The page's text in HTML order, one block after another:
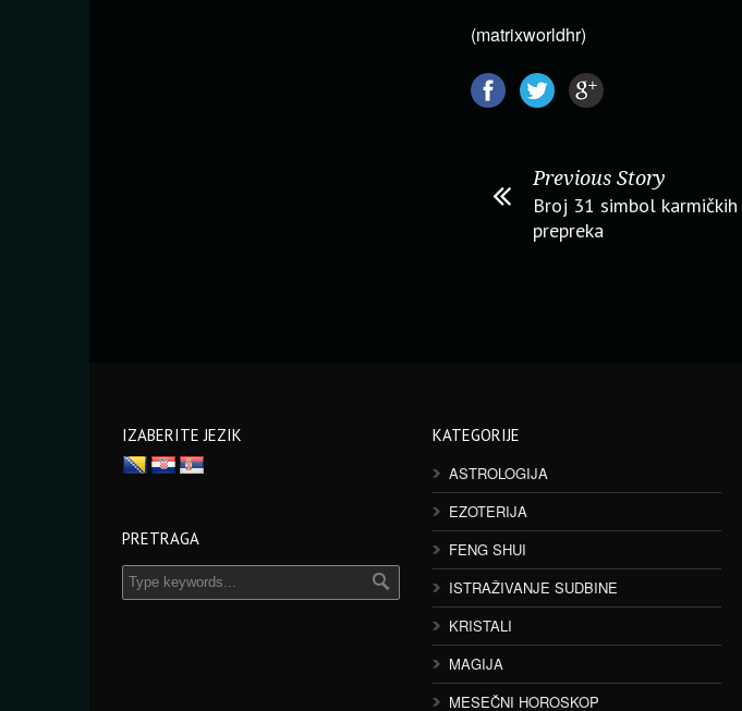
(matrixworldhr)
Previous Story
Broj 31 simbol karmičkih
prepreka
IZABERITE JEZIK
PRETRAGA
KATEGORIJE
ASTROLOGIJA
EZOTERIJA
FENG SHUI
ISTRAŽIVANJE SUDBINE
KRISTALI
MAGIJA
MESEČNI HOROSKOP